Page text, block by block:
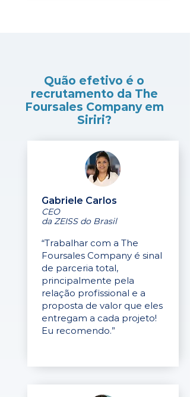
Quão efetivo é o
recrutamento da The
Foursales Company em
Siriri?
Gabriele Carlos
CEO
da ZEISS do Brasil
“Trabalhar com a The
Foursales Company é sinal
de parceria total,
principalmente pela
relação profissional e a
proposta de valor que eles
entregam a cada projeto!
Eu recomendo.”